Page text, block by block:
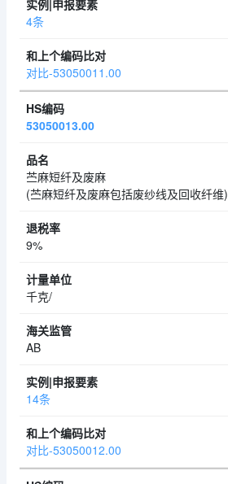
4条
对比-53050011.00
53050013.00
苎麻短纤及废麻
(苎麻短纤及废麻包括废纱线及回收纤维)
9%
千克/
AB
14条
对比-53050012.00